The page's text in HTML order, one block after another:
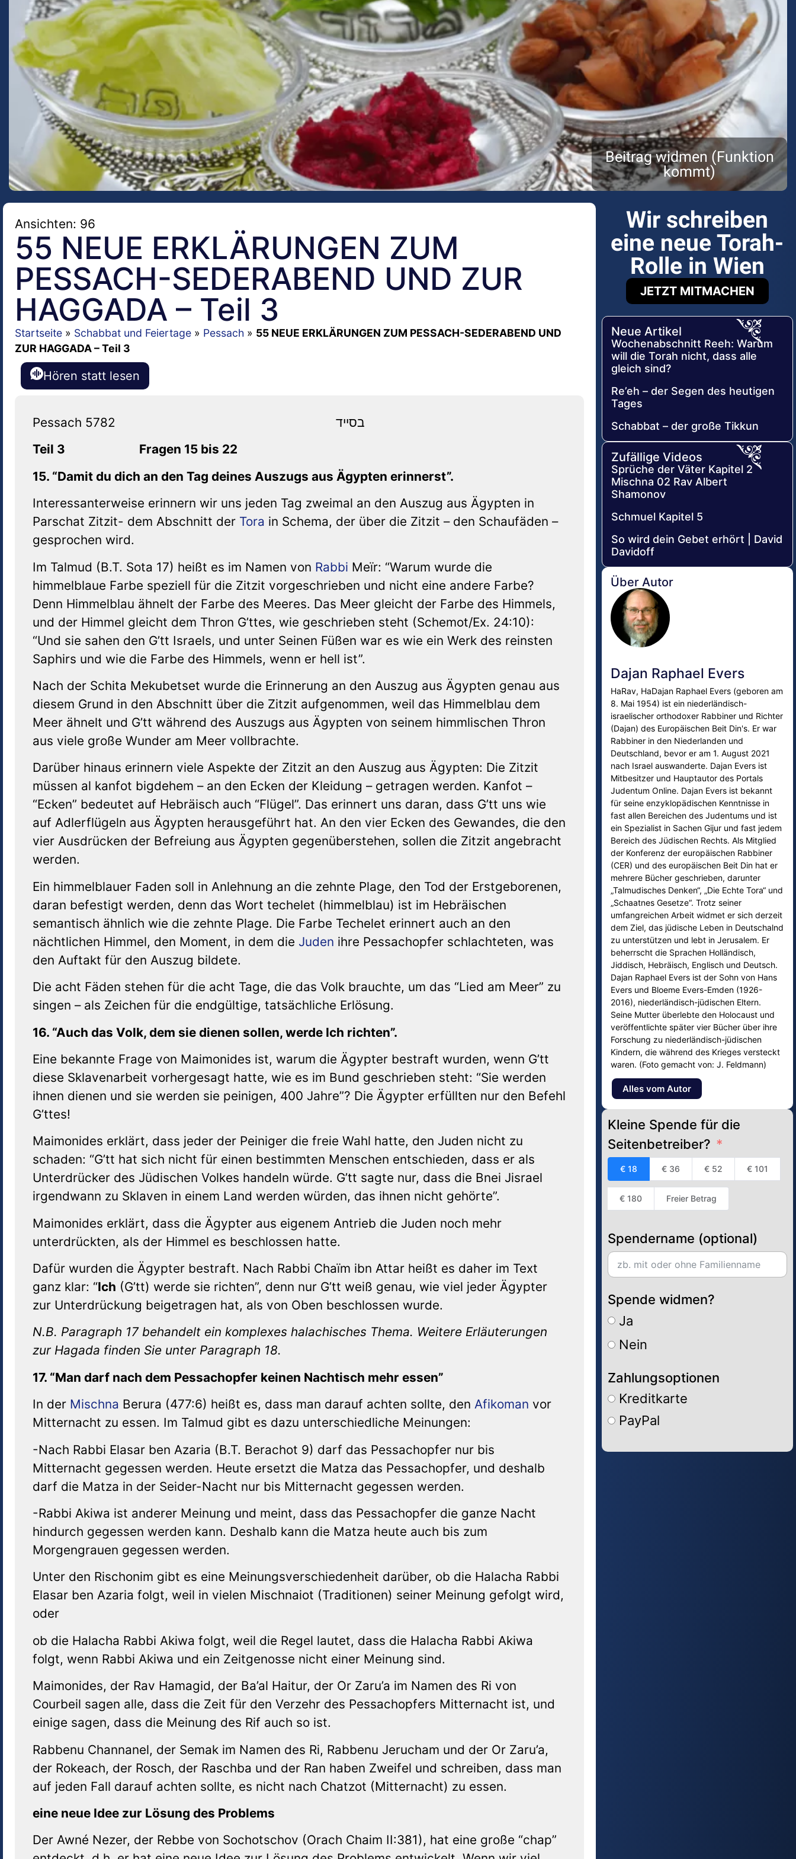
Beitrag widmen (Funktion
kommt)
Ansichten: 96
55 NEUE ERKLÄRUNGEN ZUM
PESSACH-SEDERABEND UND ZUR
HAGGADA – Teil 3
Startseite » Schabbat und Feiertage » Pessach » 55 NEUE ERKLÄRUNGEN ZUM PESSACH-SEDERABEND UND
ZUR HAGGADA – Teil 3
Hören statt lesen
Pessach 5782 בסייד
Teil 3 Fragen 15 bis 22
15. “Damit du dich an den Tag deines Auszugs aus Ägypten erinnerst”.
Interessanterweise erinnern wir uns jeden Tag zweimal an den Auszug aus Ägypten in
Parschat Zitzit- dem Abschnitt der Tora in Schema, der über die Zitzit – den Schaufäden –
gesprochen wird.
Im Talmud (B.T. Sota 17) heißt es im Namen von Rabbi Meïr: “Warum wurde die
himmelblaue Farbe speziell für die Zitzit vorgeschrieben und nicht eine andere Farbe?
Denn Himmelblau ähnelt der Farbe des Meeres. Das Meer gleicht der Farbe des Himmels,
und der Himmel gleicht dem Thron G’ttes, wie geschrieben steht (Schemot/Ex. 24:10):
“Und sie sahen den G’tt Israels, und unter Seinen Füßen war es wie ein Werk des reinsten
Saphirs und wie die Farbe des Himmels, wenn er hell ist”.
Nach der Schita Mekubetset wurde die Erinnerung an den Auszug aus Ägypten genau aus
diesem Grund in den Abschnitt über die Zitzit aufgenommen, weil das Himmelblau dem
Meer ähnelt und G’tt während des Auszugs aus Ägypten von seinem himmlischen Thron
aus viele große Wunder am Meer vollbrachte.
Darüber hinaus erinnern viele Aspekte der Zitzit an den Auszug aus Ägypten: Die Zitzit
müssen al kanfot bigdehem – an den Ecken der Kleidung – getragen werden. Kanfot –
“Ecken” bedeutet auf Hebräisch auch “Flügel”. Das erinnert uns daran, dass G’tt uns wie
auf Adlerflügeln aus Ägypten herausgeführt hat. An den vier Ecken des Gewandes, die den
vier Ausdrücken der Befreiung aus Ägypten gegenüberstehen, sollen die Zitzit angebracht
werden.
Ein himmelblauer Faden soll in Anlehnung an die zehnte Plage, den Tod der Erstgeborenen,
daran befestigt werden, denn das Wort techelet (himmelblau) ist im Hebräischen
semantisch ähnlich wie die zehnte Plage. Die Farbe Techelet erinnert auch an den
nächtlichen Himmel, den Moment, in dem die Juden ihre Pessachopfer schlachteten, was
den Auftakt für den Auszug bildete.
Die acht Fäden stehen für die acht Tage, die das Volk brauchte, um das “Lied am Meer” zu
singen – als Zeichen für die endgültige, tatsächliche Erlösung.
16. “Auch das Volk, dem sie dienen sollen, werde Ich richten”.
Eine bekannte Frage von Maimonides ist, warum die Ägypter bestraft wurden, wenn G’tt
diese Sklavenarbeit vorhergesagt hatte, wie es im Bund geschrieben steht: “Sie werden
ihnen dienen und sie werden sie peinigen, 400 Jahre”? Die Ägypter erfüllten nur den Befehl
G’ttes!
Maimonides erklärt, dass jeder der Peiniger die freie Wahl hatte, den Juden nicht zu
schaden: “G’tt hat sich nicht für einen bestimmten Menschen entschieden, dass er als
Unterdrücker des Jüdischen Volkes handeln würde. G’tt sagte nur, dass die Bnei Jisrael
irgendwann zu Sklaven in einem Land werden würden, das ihnen nicht gehörte”.
Maimonides erklärt, dass die Ägypter aus eigenem Antrieb die Juden noch mehr
unterdrückten, als der Himmel es beschlossen hatte.
Dafür wurden die Ägypter bestraft. Nach Rabbi Chaïm ibn Attar heißt es daher im Text
ganz klar: “Ich (G’tt) werde sie richten”, denn nur G’tt weiß genau, wie viel jeder Ägypter
zur Unterdrückung beigetragen hat, als von Oben beschlossen wurde.
N.B. Paragraph 17 behandelt ein komplexes halachisches Thema. Weitere Erläuterungen
zur Hagada finden Sie unter Paragraph 18.
17. “Man darf nach dem Pessachopfer keinen Nachtisch mehr essen”
In der Mischna Berura (477:6) heißt es, dass man darauf achten sollte, den Afikoman vor
Mitternacht zu essen. Im Talmud gibt es dazu unterschiedliche Meinungen:
-Nach Rabbi Elasar ben Azaria (B.T. Berachot 9) darf das Pessachopfer nur bis
Mitternacht gegessen werden. Heute ersetzt die Matza das Pessachopfer, und deshalb
darf die Matza in der Seider-Nacht nur bis Mitternacht gegessen werden.
-Rabbi Akiwa ist anderer Meinung und meint, dass das Pessachopfer die ganze Nacht
hindurch gegessen werden kann. Deshalb kann die Matza heute auch bis zum
Morgengrauen gegessen werden.
Unter den Rischonim gibt es eine Meinungsverschiedenheit darüber, ob die Halacha Rabbi
Elasar ben Azaria folgt, weil in vielen Mischnaiot (Traditionen) seiner Meinung gefolgt wird,
oder
ob die Halacha Rabbi Akiwa folgt, weil die Regel lautet, dass die Halacha Rabbi Akiwa
folgt, wenn Rabbi Akiwa und ein Zeitgenosse nicht einer Meinung sind.
Maimonides, der Rav Hamagid, der Ba’al Haitur, der Or Zaru’a im Namen des Ri von
Courbeil sagen alle, dass die Zeit für den Verzehr des Pessachopfers Mitternacht ist, und
einige sagen, dass die Meinung des Rif auch so ist.
Rabbenu Channanel, der Semak im Namen des Ri, Rabbenu Jerucham und der Or Zaru’a,
der Rokeach, der Rosch, der Raschba und der Ran haben Zweifel und schreiben, dass man
auf jeden Fall darauf achten sollte, es nicht nach Chatzot (Mitternacht) zu essen.
eine neue Idee zur Lösung des Problems
Der Awné Nezer, der Rebbe von Sochotschov (Orach Chaim II:381), hat eine große “chap”
Wir schreiben
eine neue Torah-
Rolle in Wien
JETZT MITMACHEN
Neue Artikel
Wochenabschnitt Reeh: Warum
will die Torah nicht, dass alle
gleich sind?
Re’eh – der Segen des heutigen
Tages
Schabbat – der große Tikkun
Zufällige Videos
Sprüche der Väter Kapitel 2
Mischna 02 Rav Albert
Shamonov
Schmuel Kapitel 5
So wird dein Gebet erhört | David
Davidoff
Über Autor
Dajan Raphael Evers
HaRav, HaDajan Raphael Evers (geboren am
8. Mai 1954) ist ein niederländisch-
israelischer orthodoxer Rabbiner und Richter
(Dajan) des Europäischen Beit Din's. Er war
Rabbiner in den Niederlanden und
Deutschland, bevor er am 1. August 2021
nach Israel auswanderte. Dajan Evers ist
Mitbesitzer und Hauptautor des Portals
Judentum Online. Dajan Evers ist bekannt
für seine enzyklopädischen Kenntnisse in
fast allen Bereichen des Judentums und ist
ein Spezialist in Sachen Gijur und fast jedem
Bereich des Jüdischen Rechts. Als Mitglied
der Konferenz der europäischen Rabbiner
(CER) und des europäischen Beit Din hat er
mehrere Bücher geschrieben, darunter
„Talmudisches Denken“, „Die Echte Tora“ und
„Schaatnes Gesetze“. Trotz seiner
umfangreichen Arbeit widmet er sich derzeit
dem Ziel, das jüdische Leben in Deutschalnd
zu unterstützen und lebt in Jerusalem. Er
beherrscht die Sprachen Holländisch,
Jiddisch, Hebräisch, Englisch und Deutsch.
Dajan Raphael Evers ist der Sohn von Hans
Evers und Bloeme Evers-Emden (1926-
2016), niederländisch-jüdischen Eltern.
Seine Mutter überlebte den Holocaust und
veröffentlichte später vier Bücher über ihre
Forschung zu niederländisch-jüdischen
Kindern, die während des Krieges versteckt
waren. (Foto gemacht von: J. Feldmann)
Alles vom Autor
Kleine Spende für die
Seitenbetreiber?
€ 18 € 36 € 52 € 101
€ 180 Freier Betrag
Spendername (optional)
Spende widmen?
Ja
Nein
Zahlungsoptionen
Kreditkarte
PayPal
Alternative: